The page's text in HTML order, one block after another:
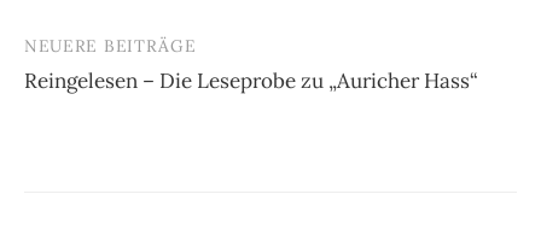
NEUERE BEITRÄGE
Reingelesen – Die Leseprobe zu „Auricher Hass“